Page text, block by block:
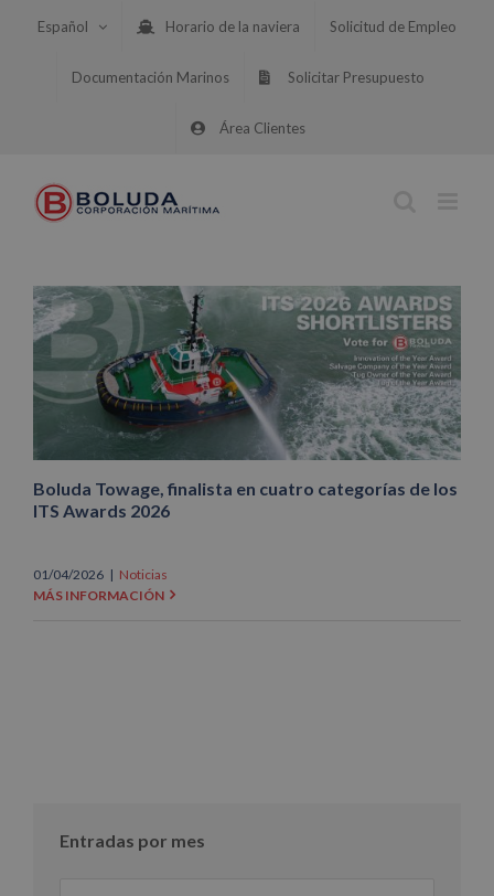
Español Horario de la naviera Solicitud de Empleo
Documentación Marinos Solicitar Presupuesto
Área Clientes
Boluda Towage, finalista en cuatro categorías de los
ITS Awards 2026
01/04/2026 | Noticias
MÁS INFORMACIÓN
Entradas por mes